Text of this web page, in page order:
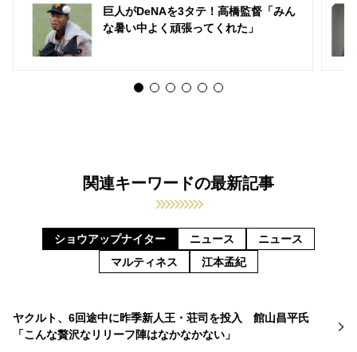
巨人がDeNAを3タテ！高橋監督「みん
な暑い中よく頑張ってくれた」
関連キーワードの最新記事
ショウアップナイター ニュース
ニュース
マルティネス
江本孟紀
ヤクルト、6回途中に昨季新人王・荘司を投入 館山昌平氏
「こんな贅沢なリリーフ陣はなかなかない」